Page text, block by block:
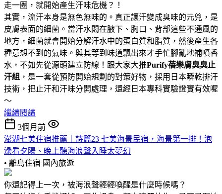
走一圈，就開始產生汗味危機？！
其實，流汗本身是無色無味的。真正讓汗變成臭味的元兇，是
皮膚表面的細菌。當汗水悶在腋下、胸口、背部這些不通風的
地方，細菌就會開始分解汗水中的蛋白質和脂質，然後產生各
種意想不到的氣味。與其等到味道飄出來才手忙腳亂地補噴香
水，不如先從源頭建立防線！跟大家大推Purify蓓樂膚臭臭止
汗組 ，是一套從預防開始規劃的對策好物，採用日本瞬乾排汗
技術，把止汗和汗味分開處理，還經日本專科實驗證實有效喔
～
繼續閱讀
3個月前
澎湖七美住宿推薦｜詩篇23 七美海景民宿，海景第一排！泡
澡看夕陽、晚上聽海浪聲入睡太夢幻
• 離島住宿 國內旅遊
你還記得上一次，被海浪聲輕輕喚醒是什麼時候嗎？